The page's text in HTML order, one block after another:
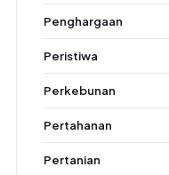
Penghargaan
Peristiwa
Perkebunan
Pertahanan
Pertanian